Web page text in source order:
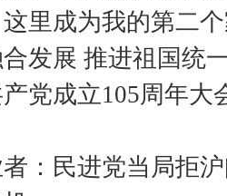
里成为我的第二
合发展 推进祖国
党成立105周年
：民进党当局拒